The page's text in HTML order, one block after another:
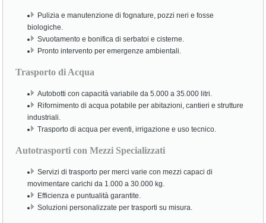
Pulizia e manutenzione di fognature, pozzi neri e fosse
biologiche.
Svuotamento e bonifica di serbatoi e cisterne.
Pronto intervento per emergenze ambientali.
Trasporto di Acqua
Autobotti con capacità variabile da 5.000 a 35.000 litri.
Rifornimento di acqua potabile per abitazioni, cantieri e strutture
industriali.
Trasporto di acqua per eventi, irrigazione e uso tecnico.
Autotrasporti con Mezzi Specializzati
Servizi di trasporto per merci varie con mezzi capaci di
movimentare carichi da 1.000 a 30.000 kg.
Efficienza e puntualità garantite.
Soluzioni personalizzate per trasporti su misura.